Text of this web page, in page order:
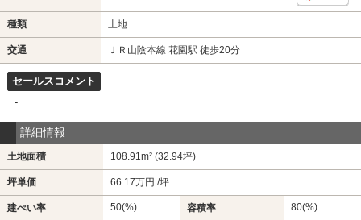
種類 土地
交通 ＪＲ山陰本線 花園駅 徒歩20分
セールスコメント
-
詳細情報
土地面積 108.91m² (32.94坪)
坪単価 66.17万円 /坪
建ぺい率 50(%) 容積率 80(%)